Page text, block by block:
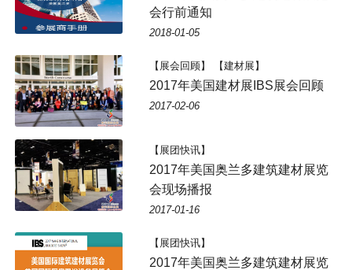
会行前通知
2018-01-05
【展会回顾】 【建材展】
2017年美国建材展IBS展会回顾
2017-02-06
【展团快讯】
2017年美国奥兰多建筑建材展览
会现场播报
2017-01-16
【展团快讯】
2017年美国奥兰多建筑建材展览